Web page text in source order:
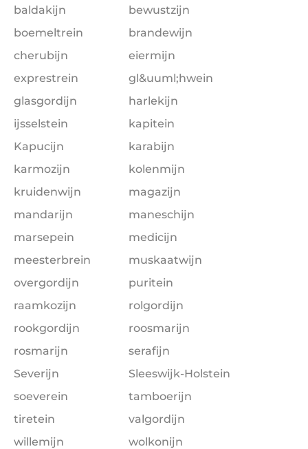
baldakijn
bewustzijn
boemeltrein
brandewijn
cherubijn
eiermijn
exprestrein
gl&uuml;hwein
glasgordijn
harlekijn
ijsselstein
kapitein
Kapucijn
karabijn
karmozijn
kolenmijn
kruidenwijn
magazijn
mandarijn
maneschijn
marsepein
medicijn
meesterbrein
muskaatwijn
overgordijn
puritein
raamkozijn
rolgordijn
rookgordijn
roosmarijn
rosmarijn
serafijn
Severijn
Sleeswijk-Holstein
soeverein
tamboerijn
tiretein
valgordijn
willemijn
wolkonijn